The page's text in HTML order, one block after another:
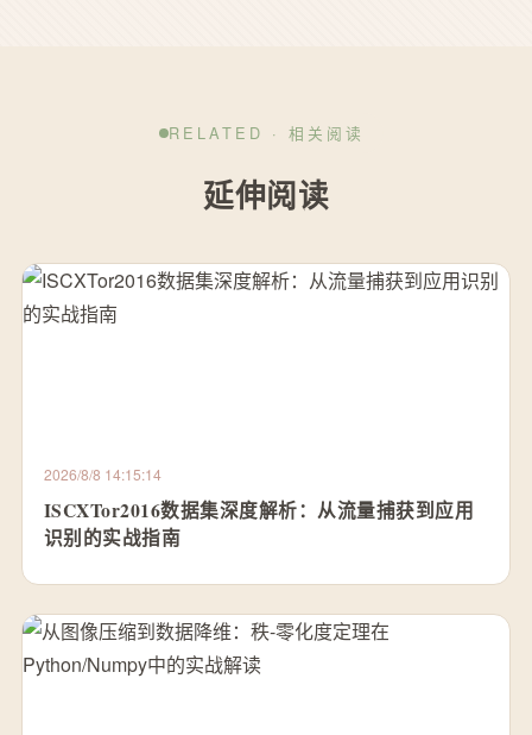
RELATED · 相关阅读
延伸阅读
2026/8/8 14:15:14
ISCXTor2016数据集深度解析：从流量捕获到应用
识别的实战指南